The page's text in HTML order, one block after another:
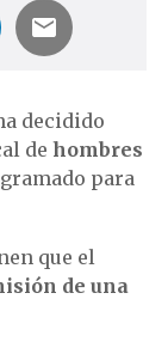
decidido
de hombres
para
que el
de una